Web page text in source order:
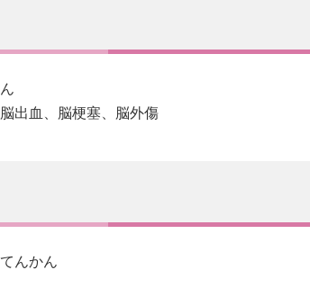
出血、脳梗塞、脳外傷
んかん